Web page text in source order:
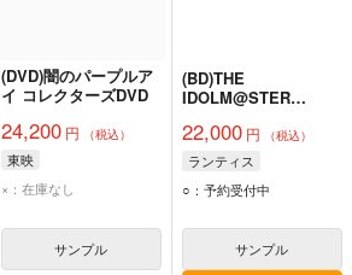
(DVD)闇のパープルア
イ コレクターズDVD
24,200 円 （税込）
東映
×：在庫なし
サンプル
(BD)THE
IDOLM@STER
LIVE TOUR 螺旋 -
Halo around- Blu-
ray(通常版)
22,000円 （税込）
ランティス
○：予約受付中
サンプル